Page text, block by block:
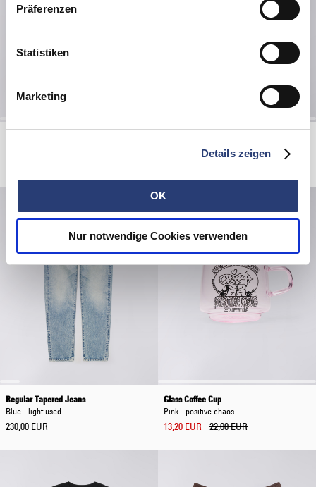
Präferenzen
Statistiken
Marketing
Details zeigen
OK
Nur notwendige Cookies verwenden
Regular Tapered Jeans
Blue - light used
230,00 EUR
Glass Coffee Cup
Pink - positive chaos
13,20 EUR 22,00 EUR